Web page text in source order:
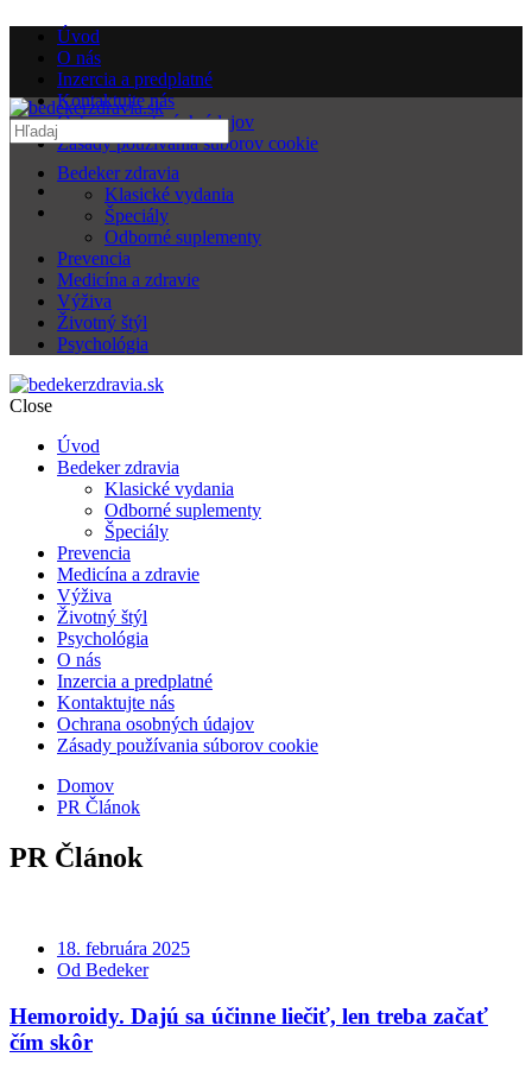
Úvod
O nás
Inzercia a predplatné
Kontaktujte nás
Ochrana osobných údajov
Zásady používania súborov cookie
Bedeker zdravia
Klasické vydania
Špeciály
Odborné suplementy
Prevencia
Medicína a zdravie
Výživa
Životný štýl
Psychológia
Close
Úvod
Bedeker zdravia
Klasické vydania
Odborné suplementy
Špeciály
Prevencia
Medicína a zdravie
Výživa
Životný štýl
Psychológia
O nás
Inzercia a predplatné
Kontaktujte nás
Ochrana osobných údajov
Zásady používania súborov cookie
Domov
PR Článok
PR Článok
18. februára 2025
Od Bedeker
Hemoroidy. Dajú sa účinne liečiť, len treba začať
čím skôr